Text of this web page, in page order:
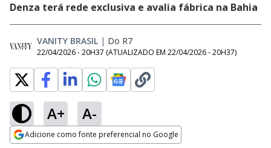
Denza terá rede exclusiva e avalia fábrica na Bahia
VANITY BRASIL | Do R7
22/04/2026 - 20H37 (ATUALIZADO EM 22/04/2026 - 20H37)
A+ A-
Adicione como fonte preferencial no Google